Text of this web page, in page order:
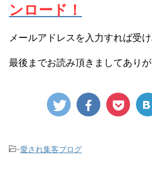
ンロード！
メールアドレスを入力すれば受け
最後までお読み頂きましてあり
-愛され集客ブログ